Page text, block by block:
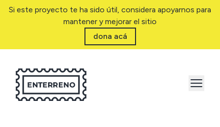
Si este proyecto te ha sido útil, considera apoyarnos para
mantener y mejorar el sitio
dona acá